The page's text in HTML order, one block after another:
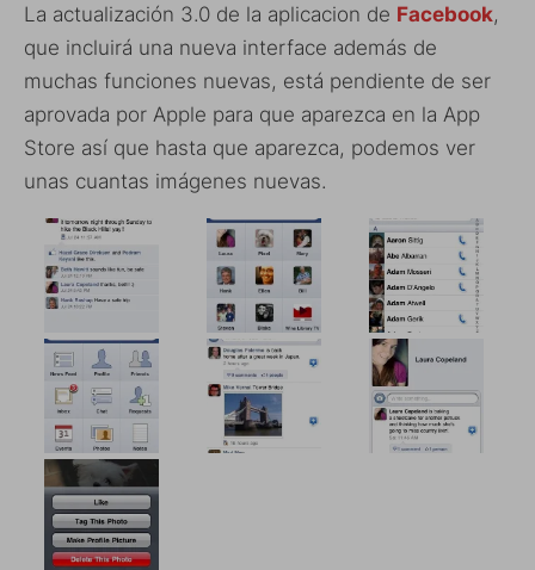
La actualización 3.0 de la aplicacion de Facebook,
que incluirá una nueva interface además de
muchas funciones nuevas, está pendiente de ser
aprovada por Apple para que aparezca en la App
Store así que hasta que aparezca, podemos ver
unas cuantas imágenes nuevas.